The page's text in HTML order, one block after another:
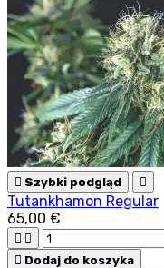
 Szybki podgląd 
Tutankhamon Regular
65,00 €
 
 Dodaj do koszyka